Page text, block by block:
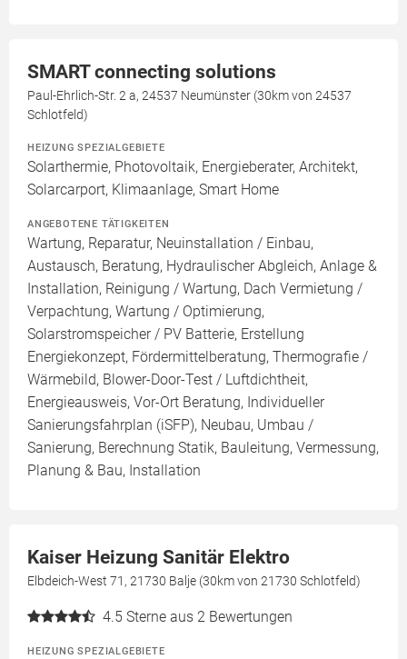
SMART connecting solutions
Paul-Ehrlich-Str. 2 a, 24537 Neumünster (30km von 24537
Schlotfeld)
HEIZUNG SPEZIALGEBIETE
Solarthermie, Photovoltaik, Energieberater, Architekt,
Solarcarport, Klimaanlage, Smart Home
ANGEBOTENE TÄTIGKEITEN
Wartung, Reparatur, Neuinstallation / Einbau,
Austausch, Beratung, Hydraulischer Abgleich, Anlage &
Installation, Reinigung / Wartung, Dach Vermietung /
Verpachtung, Wartung / Optimierung,
Solarstromspeicher / PV Batterie, Erstellung
Energiekonzept, Fördermittelberatung, Thermografie /
Wärmebild, Blower-Door-Test / Luftdichtheit,
Energieausweis, Vor-Ort Beratung, Individueller
Sanierungsfahrplan (iSFP), Neubau, Umbau /
Sanierung, Berechnung Statik, Bauleitung, Vermessung,
Planung & Bau, Installation
Kaiser Heizung Sanitär Elektro
Elbdeich-West 71, 21730 Balje (30km von 21730 Schlotfeld)
4.5 Sterne aus 2 Bewertungen
HEIZUNG SPEZIALGEBIETE